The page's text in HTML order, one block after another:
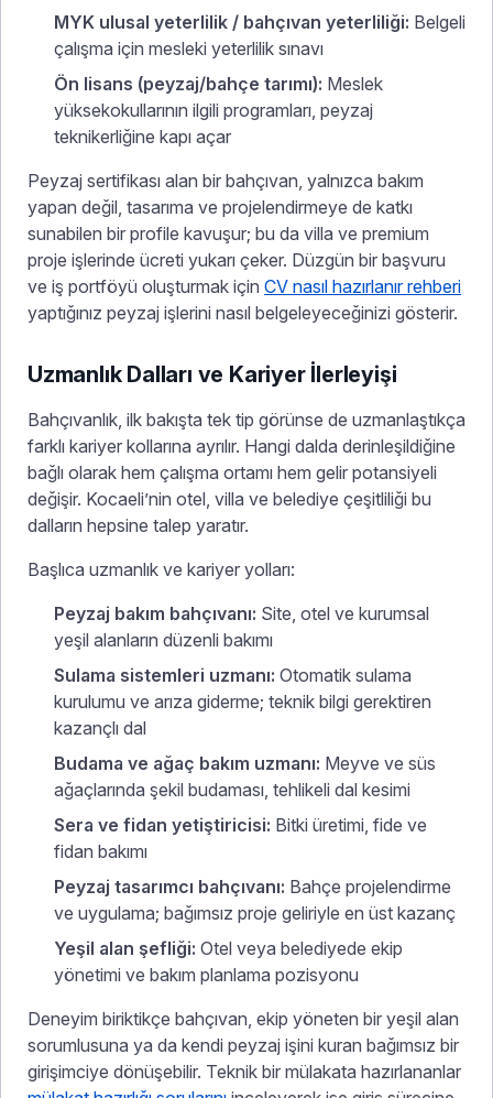
MYK ulusal yeterlilik / bahçıvan yeterliliği: Belgeli
çalışma için mesleki yeterlilik sınavı
Ön lisans (peyzaj/bahçe tarımı): Meslek
yüksekokullarının ilgili programları, peyzaj
teknikerliğine kapı açar
Peyzaj sertifikası alan bir bahçıvan, yalnızca bakım
yapan değil, tasarıma ve projelendirmeye de katkı
sunabilen bir profile kavuşur; bu da villa ve premium
proje işlerinde ücreti yukarı çeker. Düzgün bir başvuru
ve iş portföyü oluşturmak için CV nasıl hazırlanır rehberi
yaptığınız peyzaj işlerini nasıl belgeleyeceğinizi gösterir.
Uzmanlık Dalları ve Kariyer İlerleyişi
Bahçıvanlık, ilk bakışta tek tip görünse de uzmanlaştıkça
farklı kariyer kollarına ayrılır. Hangi dalda derinleşildiğine
bağlı olarak hem çalışma ortamı hem gelir potansiyeli
değişir. Kocaeli’nin otel, villa ve belediye çeşitliliği bu
dalların hepsine talep yaratır.
Başlıca uzmanlık ve kariyer yolları:
Peyzaj bakım bahçıvanı: Site, otel ve kurumsal
yeşil alanların düzenli bakımı
Sulama sistemleri uzmanı: Otomatik sulama
kurulumu ve arıza giderme; teknik bilgi gerektiren
kazançlı dal
Budama ve ağaç bakım uzmanı: Meyve ve süs
ağaçlarında şekil budaması, tehlikeli dal kesimi
Sera ve fidan yetiştiricisi: Bitki üretimi, fide ve
fidan bakımı
Peyzaj tasarımcı bahçıvanı: Bahçe projelendirme
ve uygulama; bağımsız proje geliriyle en üst kazanç
Yeşil alan şefliği: Otel veya belediyede ekip
yönetimi ve bakım planlama pozisyonu
Deneyim biriktikçe bahçıvan, ekip yöneten bir yeşil alan
sorumlusuna ya da kendi peyzaj işini kuran bağımsız bir
girişimciye dönüşebilir. Teknik bir mülakata hazırlananlar